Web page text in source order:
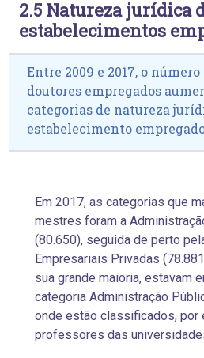
2.5 Natureza jurídica
estabelecimentos
Entre 2009 e 2017, o
doutores empregados
categorias de natureza
estabelecimento
Em 2017, as categorias que
mestres foram a
(80.650), seguida de perto
Empresariais Privadas
sua grande maioria, estavam
categoria Administração
onde estão classificados, por
professores das